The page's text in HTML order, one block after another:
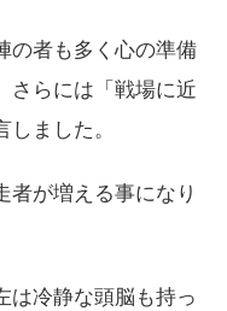
の者も多く心の準備
さらには「戦場に近
ました。
者が増える事になり
は冷静な頭脳も持っ